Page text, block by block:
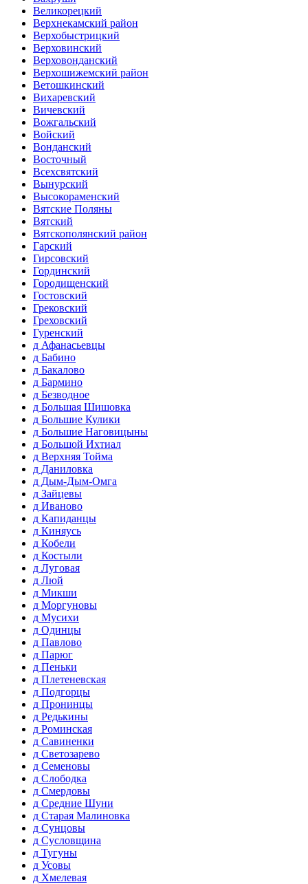
Великорецкий
Верхнекамский район
Верхобыстрицкий
Верховинский
Верховонданский
Верхошижемский район
Ветошкинский
Вихаревский
Вичевский
Вожгальский
Войский
Вонданский
Восточный
Всехсвятский
Вынурский
Высокораменский
Вятские Поляны
Вятский
Вятскополянский район
Гарский
Гирсовский
Гординский
Городищенский
Гостовский
Грековский
Греховский
Гуренский
д Афанасьевцы
д Бабино
д Бакалово
д Бармино
д Безводное
д Большая Шишовка
д Большие Кулики
д Большие Наговицыны
д Большой Ихтиал
д Верхняя Тойма
д Даниловка
д Дым-Дым-Омга
д Зайцевы
д Иваново
д Капиданцы
д Киняусь
д Кобели
д Костыли
д Луговая
д Люй
д Микши
д Моргуновы
д Мусихи
д Одинцы
д Павлово
д Парюг
д Пеньки
д Плетеневская
д Подгорцы
д Пронинцы
д Редькины
д Роминская
д Савиненки
д Светозарево
д Семеновы
д Слободка
д Смердовы
д Средние Шуни
д Старая Малиновка
д Сунцовы
д Сусловщина
д Тугуны
д Усовы
д Хмелевая